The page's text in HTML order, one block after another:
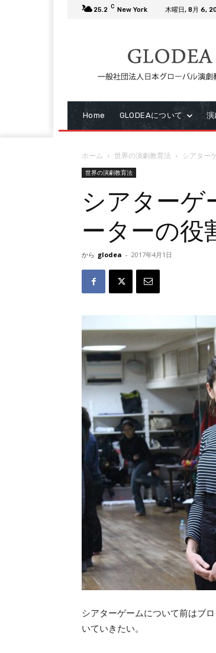
25.2 C New York 木曜日, 8月 6,
Home GLODEAについて 演
ホーム 世界の演劇教育法 シアター
世界の演劇教育法
シアターゲ
ーターの役
から glodea - 2017年4月1日
シアターゲームについて前はブ
いていきたい。